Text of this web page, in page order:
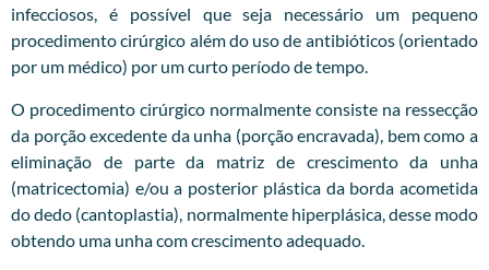
infecciosos, é possível que seja necessário um pequeno
procedimento cirúrgico além do uso de antibióticos (orientado
por um médico) por um curto período de tempo.
O procedimento cirúrgico normalmente consiste na ressecção
da porção excedente da unha (porção encravada), bem como a
eliminação de parte da matriz de crescimento da unha
(matricectomia) e/ou a posterior plástica da borda acometida
do dedo (cantoplastia), normalmente hiperplásica, desse modo
obtendo uma unha com crescimento adequado.